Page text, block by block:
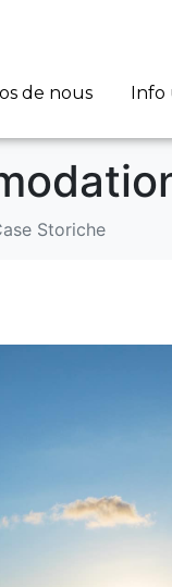
de nous Info
Storiche